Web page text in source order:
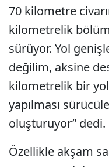
70 kilometre
kilometrelik
sürüyor. Yol
değilim, aksine
kilometrelik bir
yapılması
oluşturuyor” dedi.
Özellikle akşam